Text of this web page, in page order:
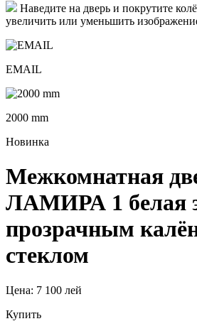
Наведите на дверь и покрутите
увеличить или уменьшить
EMAIL
2000 mm
Новинка
Межкомнатная
ЛАМИРА 1 белая
прозрачным
стеклом
Цена: 7 100 лей
Купить